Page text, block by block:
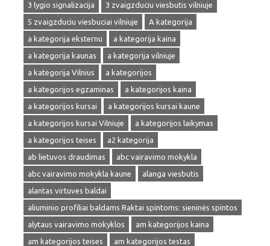
3 lygio signalizacija
3 zvaigzduciu viesbutis vilniuje
5 zvaigzduciu viesbuciai vilniuje
A kategorija
a kategorija eksternu
a kategorija kaina
a kategorija kaunas
a kategorija vilniuje
a kategorija Vilnius
a kategorijos
a kategorijos egzaminas
a kategorijos kaina
a kategorijos kursai
a kategorijos kursai kaune
a kategorijos kursai Vilniuje
a kategorijos laikymas
a kategorijos teises
a2 kategorija
ab lietuvos draudimas
abc vairavimo mokykla
abc vairavimo mokykla kaune
alanga viesbutis
alantas virtuves baldai
aliuminio profiliai baldams Raktai spintoms: sieninės spintos
alytaus vairavimo mokyklos
am kategorijos kaina
am kategorijos teises
am kategorijos testas